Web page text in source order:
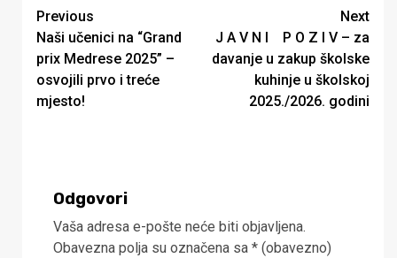
Continue
Reading
Previous
Naši učenici na “Grand
prix Medrese 2025” –
osvojili prvo i treće
mjesto!
Next
J A V N I P O Z I V – za
davanje u zakup školske
kuhinje u školskoj
2025./2026. godini
Odgovori
Vaša adresa e-pošte neće biti objavljena.
Obavezna polja su označena sa * (obavezno)